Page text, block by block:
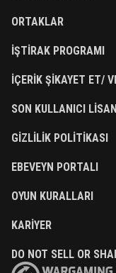
ORTAKLAR
İŞTIRAK PROGRAMI
İÇERIK ŞIKAYET ET/
SON KULLANICI
GIZLILIK POLITIKASI
EBEVEYN PORTALI
OYUN KURALLARI
KARIYER
DO NOT SELL OR